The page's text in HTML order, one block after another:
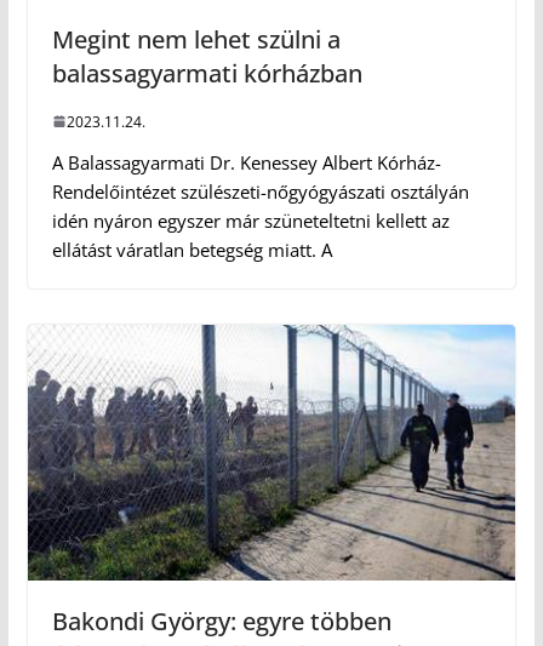
Megint nem lehet szülni a
balassagyarmati kórházban
2023.11.24.
A Balassagyarmati Dr. Kenessey Albert Kórház-
Rendelőintézet szülészeti-nőgyógyászati osztályán
idén nyáron egyszer már szüneteltetni kellett az
ellátást váratlan betegség miatt. A
Bakondi György: egyre többen